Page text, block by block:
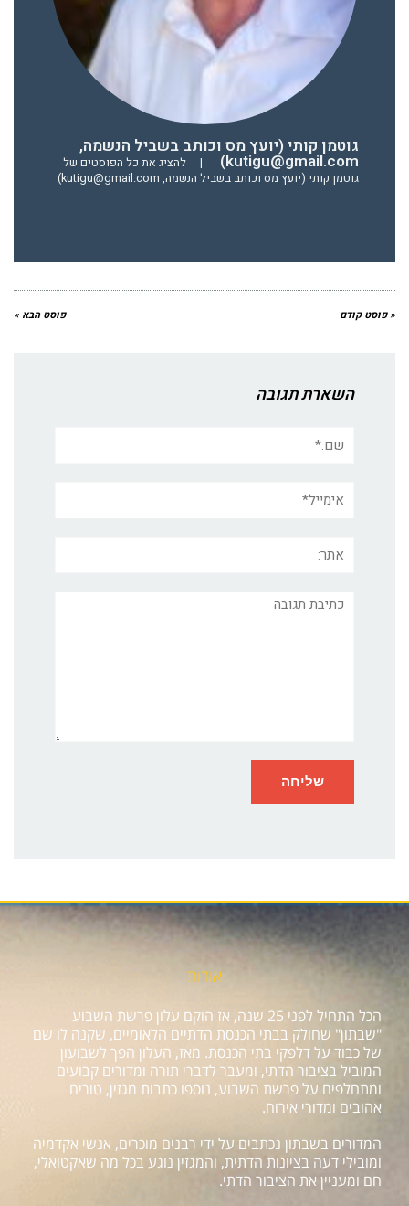
גוטמן קותי (יועץ מס וכותב בשביל הנשמה,
kutigu@gmail.com)
|
להציג את כל הפוסטים של
גוטמן קותי (יועץ מס וכותב בשביל הנשמה, kutigu@gmail.com)
« פוסט קודם פוסט הבא »
השארת תגובה
תגובה
אודות
הכל התחיל לפני 25 שנה, אז הוקם עלון פרשת השבוע
"שבתון" שחולק בבתי הכנסת הדתיים הלאומיים, שקנה לו שם
של כבוד על דלפקי בתי הכנסת. מאז, העלון הפך לשבועון
המוביל בציבור הדתי, ומעבר לדברי תורה ומדורים קבועים
ומתחלפים על פרשת השבוע, נוספו כתבות מגזין, טורים
אהובים ומדורי אירוח.
המדורים בשבתון נכתבים על ידי רבנים מוכרים, אנשי אקדמיה
ומובילי דעה בציונות הדתית, והמגזין נוגע בכל מה שאקטואלי,
חם ומעניין את הציבור הדתי.